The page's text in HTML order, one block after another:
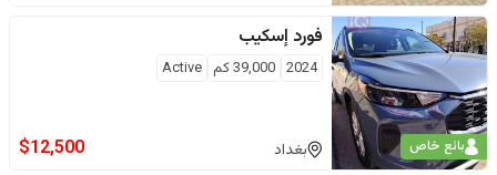
بائع خاص
فورد إسكيب
2024
39,000كم Active
بغداد $12,500